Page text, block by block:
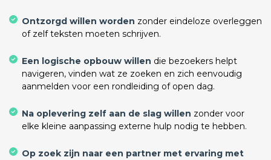
Ontzorgd willen worden zonder eindeloze overleggen
of zelf teksten moeten schrijven.
Een logische opbouw willen die bezoekers helpt
navigeren, vinden wat ze zoeken en zich eenvoudig
aanmelden voor een rondleiding of open dag.
Na oplevering zelf aan de slag willen zonder voor
elke kleine aanpassing externe hulp nodig te hebben.
Op zoek zijn naar een partner met ervaring met